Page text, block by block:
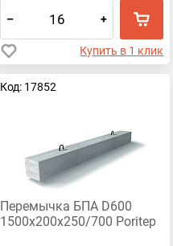
– +
Купить в 1 клик
Код: 17852
Перемычка БПА D600
1500х200х250/700 Poritep